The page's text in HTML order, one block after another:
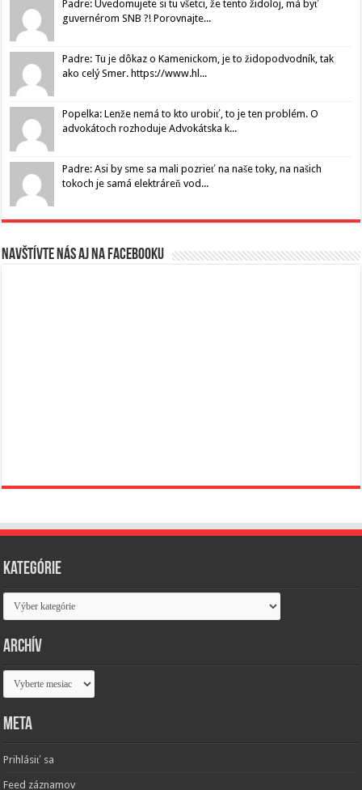
Padre: Uvedomujete si tu všetci, že tento židoloj, má byť
guvernérom SNB ?! Porovnajte...
Padre: Tu je dôkaz o Kamenickom, je to židopodvodník, tak
ako celý Smer. https://www.hl...
Popelka: Lenže nemá to kto urobiť, to je ten problém. O
advokátoch rozhoduje Advokátska k...
Padre: Asi by sme sa mali pozrieť na naše toky, na našich
tokoch je samá elektráreň vod...
Navštívte nás aj na Facebooku
Kategórie
Kategórie
Archív
Archív
Meta
Prihlásiť sa
Feed záznamov